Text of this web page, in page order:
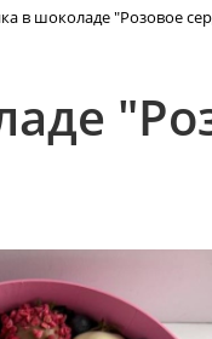
в шоколаде "Розовое